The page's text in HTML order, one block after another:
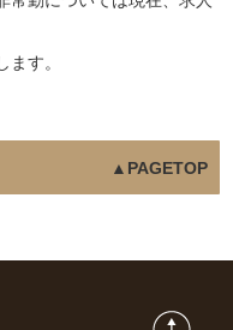
します。
▲PAGETOP